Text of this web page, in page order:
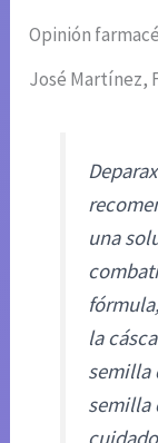
Opinión
José Martínez,
una
la
semilla
semilla